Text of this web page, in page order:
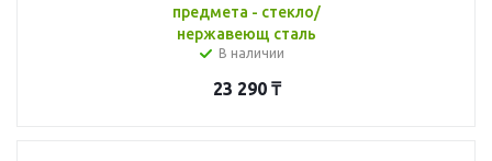
предметa - стекло/
нержавеющ сталь
В наличии
23 290₸